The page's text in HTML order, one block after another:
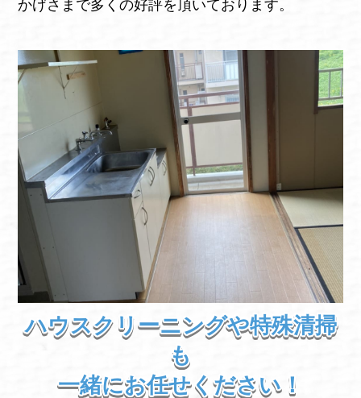
かげさまで多くの好評を頂いております。
ハウスクリーニングや特殊清掃
も
一緒にお任せください！